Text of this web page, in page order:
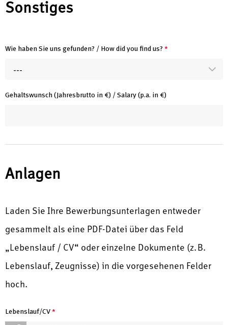
Sonstiges
Wie haben Sie uns gefunden? / How did you find us?*
---
Gehaltswunsch (Jahresbrutto in €) / Salary (p.a. in €)
Anlagen
Laden Sie Ihre Bewerbungsunterlagen entweder
gesammelt als eine PDF-Datei über das Feld
„Lebenslauf / CV“ oder einzelne Dokumente (z. B.
Lebenslauf, Zeugnisse) in die vorgesehenen Felder
hoch.
Lebenslauf/CV*